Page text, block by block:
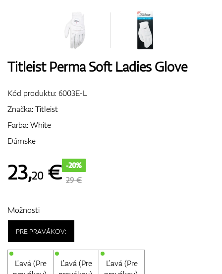
Titleist Perma Soft Ladies Glove
Kód produktu:6003E-L
Značka:Titleist
Farba: White
Dámske
23,20€ -20%
29 €
Možnosti
PRE PRAVÁKOV:
Ľavá (Pre
Ľavá (Pre
Ľavá (Pre